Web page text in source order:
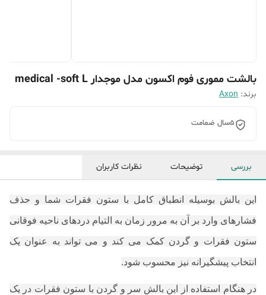
بالشت مموری فوم اکسون مدل موجدار medical -soft L
برند: Axon
5سال ضمامت
بررسی توضیحات نظرات کاربران
این بالش بوسیله انطباق کامل با ستون فقرات شما و حذف
فشارهای وارد بر آن به مرور زمان به التیام دردهای ناحیه فوقانی
ستون فقرات و گردن کمک می کند و می تواند به عنوان یک
انتخاب پیشگیرانه نیز محسوب شود.
در هنگام استفاده از این بالش سر و گردن با ستون فقرات در یک